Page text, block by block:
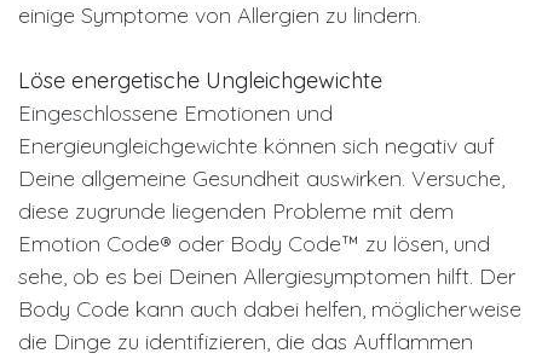
einige Symptome von Allergien zu lindern.
Löse energetische Ungleichgewichte
Eingeschlossene Emotionen und
Energieungleichgewichte können sich negativ auf
Deine allgemeine Gesundheit auswirken. Versuche,
diese zugrunde liegenden Probleme mit dem
Emotion Code® oder Body Code™ zu lösen, und
sehe, ob es bei Deinen Allergiesymptomen hilft. Der
Body Code kann auch dabei helfen, möglicherweise
die Dinge zu identifizieren, die das Aufflammen